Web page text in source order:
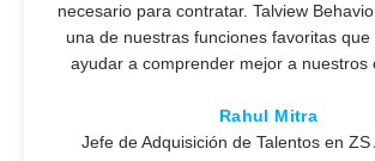
necesario para contratar. Talview
una de nuestras funciones favoritas
ayudar a comprender mejor a nuestros
Rahul Mitra
Jefe de Adquisición de Talentos en ZS